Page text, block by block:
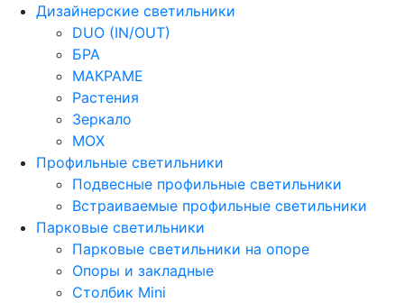
Дизайнерские светильники
DUO (IN/OUT)
БРА
МАКРАМЕ
Растения
Зеркало
МОХ
Профильные светильники
Подвесные профильные светильники
Встраиваемые профильные светильники
Парковые светильники
Парковые светильники на опоре
Опоры и закладные
Столбик Mini